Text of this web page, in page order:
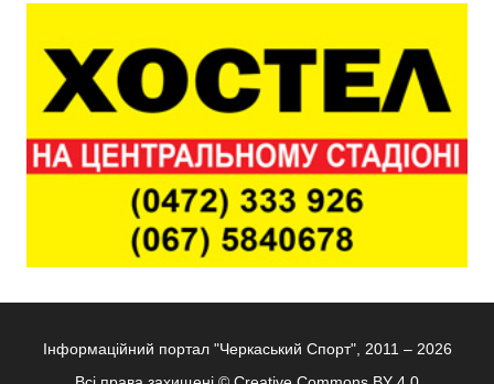
Інформаційний портал "Черкаський Спорт", 2011 – 2026